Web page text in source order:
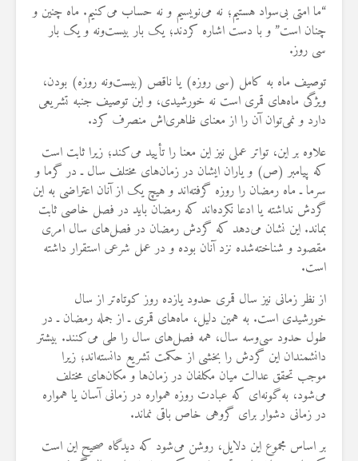
“ما امتی بی‌سواد هستیم؛ نه می‌نویسیم و نه حساب می‌کنیم. ماه چنین و
چنان است” و با دست اشاره کردند؛ یک بار بیست‌ونه و یک بار
سی روز.
توصیف ماه به کامل (سی روزه) یا ناقص (بیست‌ونه روزه) بودن،
ویژگی ماه‌های قمری است نه خورشیدی، و این توصیف جنبه تشریعی
دارد و نمی‌توان آن را از معنای ظاهری‌اش منصرف کرد.
علاوه بر این، تواتر عملی نیز این معنا را تأیید می‌کند؛ زیرا ثابت است
که پیامبر (ص) و یاران ایشان در زمان‌های مختلف سال ـ در گرما و
سرما ـ ماه رمضان را روزه گرفته‌اند و هیچ‌ یک از آنان اعتراضی به این
گردش نداشته یا ادعا نکرده‌اند که رمضان باید در فصل خاصی ثابت
بماند. این نشان می‌دهد که گردش رمضان در فصل‌های سال امری
مقصود و شناخته‌شده نزد آنان بوده و در عمل شرعی استقرار داشته
است.
از نظر زمانی نیز سال قمری حدود یازده روز کوتاه‌تر از سال
خورشیدی است. به همین دلیل، ماه‌های قمری ـ از جمله رمضان ـ در
طول حدود سی‌وسه سال، همه فصل‌های سال را طی می‌کنند. بیشتر
دانشمندان این گردش را بخشی از حکمت تشریع دانسته‌اند؛ زیرا
موجب تحقق عدالت میان مکلفان در زمان‌ها و مکان‌های مختلف
می‌شود، به‌گونه‌ای که عبادت روزه همواره در زمانی آسان یا همواره
در زمانی دشوار برای گروهی خاص باقی نماند.
بر اساس مجموع این دلایل، روشن می‌شود که دیدگاه صحیح این است